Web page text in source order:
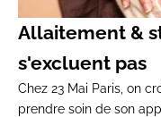
Allaitement &
s'excluent pas
Chez 23 Mai Paris, on
prendre soin de son